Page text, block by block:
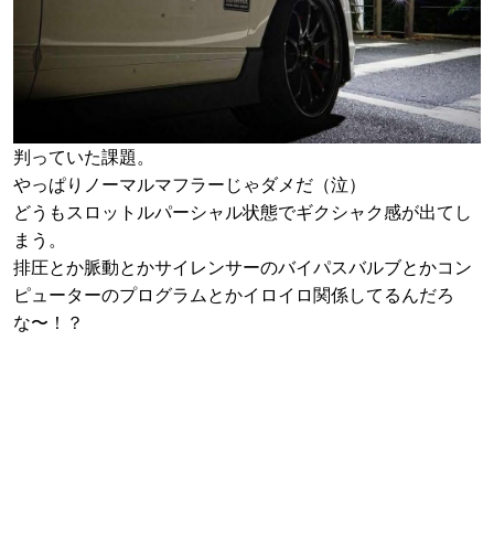
判っていた課題。
やっぱりノーマルマフラーじゃダメだ（泣）
どうもスロットルパーシャル状態でギクシャク感が出てし
まう。
排圧とか脈動とかサイレンサーのバイパスバルブとかコン
ピューターのプログラムとかイロイロ関係してるんだろ
な〜！？